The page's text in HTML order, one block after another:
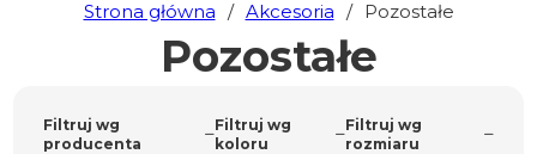
Strona główna / Akcesoria / Pozostałe
Pozostałe
Filtruj wg
producenta
Filtruj wg
koloru
Filtruj wg
rozmiaru